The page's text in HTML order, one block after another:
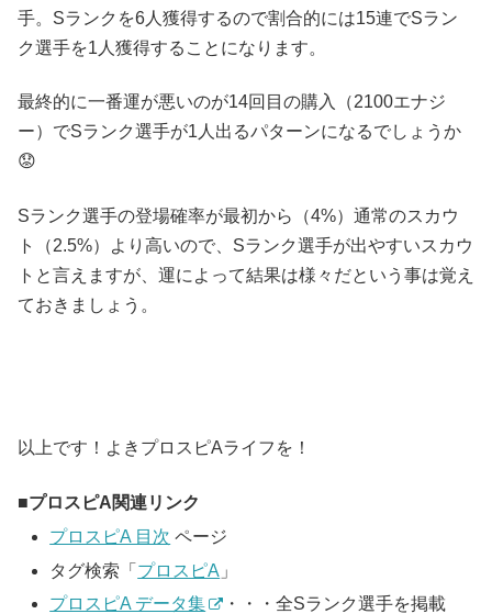
手。Sランクを6人獲得するので割合的には15連でSラン
ク選手を1人獲得することになります。
最終的に一番運が悪いのが14回目の購入（2100エナジ
ー）でSランク選手が1人出るパターンになるでしょうか
😟
Sランク選手の登場確率が最初から（4%）通常のスカウ
ト（2.5%）より高いので、Sランク選手が出やすいスカウ
トと言えますが、運によって結果は様々だという事は覚え
ておきましょう。
以上です！よきプロスピAライフを！
プロスピA関連リンク
プロスピA 目次 ページ
タグ検索「 プロスピA 」
プロスピA データ集
・・・全Sランク選手を掲載